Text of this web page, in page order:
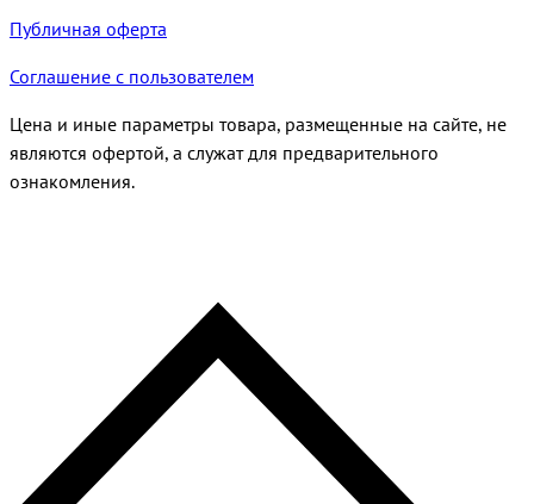
Публичная оферта
Соглашение с пользователем
Цена и иные параметры товара, размещенные на сайте, не
являются офертой, а служат для предварительного
ознакомления.